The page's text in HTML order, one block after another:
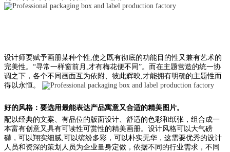
设计师要赋予画册某种个性,使之既有彻底的功能目的性又兼有艺术的
完美性。“寻常一样窗前月,才有梅花便不同”。而在主题营造的统一协
调之下，各个不同画面互为依附、彼此辉映,才能拥有明确的主题性而
得以永恒。
好的风格：要选用最能表达产品寓意又合适的精美图片。
配以经典的文案、有品位的版面设计、舒适的色彩和纸张，组合成一
本富有创意又具有可读性可赏性的精美画册。设计风格可以大气磅
礴，可以翔实细腻,可以缤纷多彩，可以朴实无华，这需要优秀的设计
人员和资深的策划人员为企业量身定做，依据不同的行业需求，不同